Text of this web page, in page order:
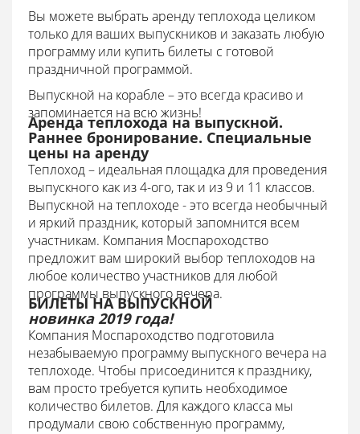
Вы можете выбрать аренду теплохода целиком
только для ваших выпускников и заказать любую
программу или купить билеты с готовой
праздничной программой.
Выпускной на корабле – это всегда красиво и
запоминается на всю жизнь!
Аренда теплохода на выпускной.
Раннее бронирование. Специальные
цены на аренду
Теплоход – идеальная площадка для проведения
выпускного как из 4-ого, так и из 9 и 11 классов.
Выпускной на теплоходе - это всегда необычный
и яркий праздник, который запомнится всем
участникам. Компания Моспароходство
предложит вам широкий выбор теплоходов на
любое количество участников для любой
программы выпускного вечера.
БИЛЕТЫ НА ВЫПУСКНОЙ
новинка 2019 года!
Компания Моспароходство подготовила
незабываемую программу выпускного вечера на
теплоходе. Чтобы присоединится к празднику,
вам просто требуется купить необходимое
количество билетов. Для каждого класса мы
продумали свою собственную программу,